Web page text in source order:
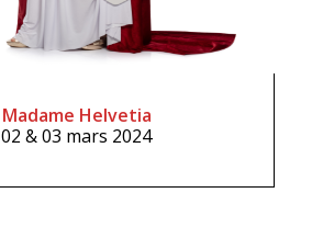
Madame Helvetia
02 & 03 mars 2024